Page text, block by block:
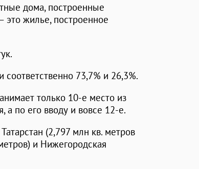
дома, построенные
это жилье, построенное
73,7% и 26,3%.
только 10-е место из
а по его вводу и вовсе 12-е.
(2,797 млн кв. метров
и Нижегородская